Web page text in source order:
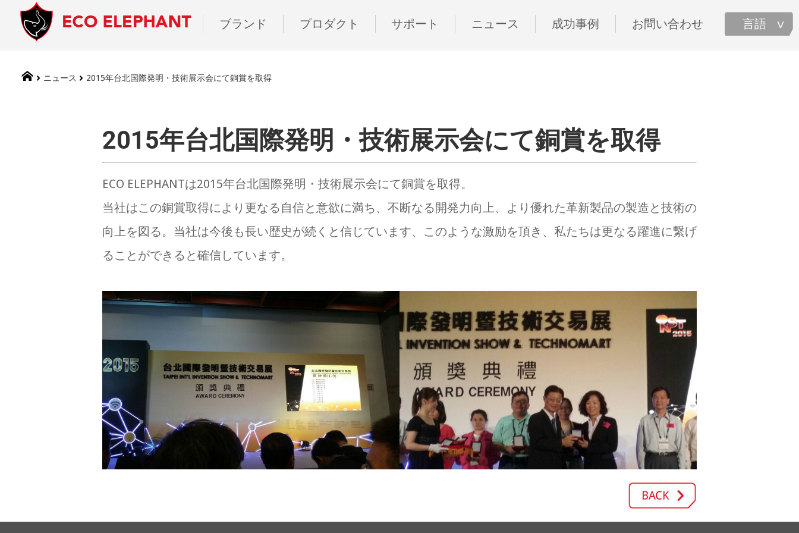
ブランド プロダクト サポート ニュース 成功事例 お問い合わせ 言語
ニュース 2015年台北国際発明・技術展示会にて銅賞を取得
2015年台北国際発明・技術展示会にて銅賞を取得
ECO ELEPHANTは2015年台北国際発明・技術展示会にて銅賞を取得。
当社はこの銅賞取得により更なる自信と意欲に満ち、不断なる開発力向上、より優れた革新製品の製造と技術の
向上を図る。当社は今後も長い歴史が続くと信じています、このような激励を頂き、私たちは更なる躍進に繋げ
ることができると確信しています。